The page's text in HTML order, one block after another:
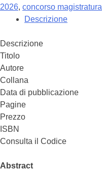
2026
quantità
2026, concorso magistratura
Descrizione
Descrizione
Titolo
Autore
Collana
Data di pubblicazione
Pagine
Prezzo
ISBN
Consulta il Codice
Abstract